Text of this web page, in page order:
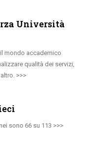
Università
mondo accademico
qualità dei servizi,
sono 66 su 113